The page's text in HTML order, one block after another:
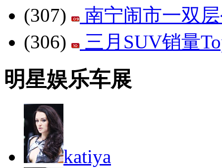
(307)
南宁闹市一双
(306)
三月SUV销量
明星娱乐车展
katiya